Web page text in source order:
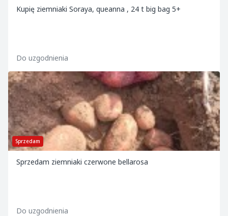
Kupię ziemniaki Soraya, queanna , 24 t big bag 5+
Do uzgodnienia
Sprzedam
Sprzedam ziemniaki czerwone bellarosa
Do uzgodnienia